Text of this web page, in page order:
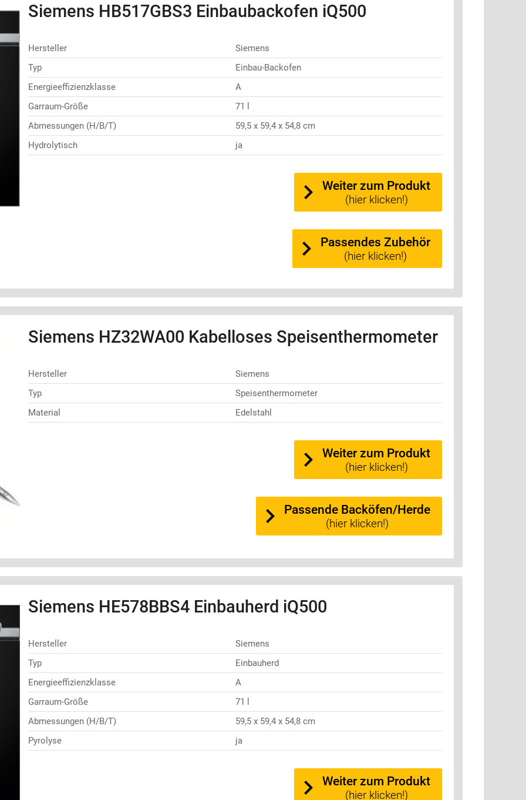
Siemens HB517GBS3 Einbaubackofen iQ500
Hersteller
Siemens
Typ
Einbau-Backofen
Energieeffizienzklasse
A
Garraum-Größe
71 l
Abmessungen (H/B/T)
59,5 x 59,4 x 54,8 cm
Hydrolytisch
ja
Weiter zum Produkt
(hier klicken!)
Passendes Zubehör
(hier klicken!)
Siemens HZ32WA00 Kabelloses Speisenthermometer
Hersteller
Siemens
Typ
Speisenthermometer
Material
Edelstahl
Weiter zum Produkt
(hier klicken!)
Passende Backöfen/Herde
(hier klicken!)
Siemens HE578BBS4 Einbauherd iQ500
Hersteller
Siemens
Typ
Einbauherd
Energieeffizienzklasse
A
Garraum-Größe
71 l
Abmessungen (H/B/T)
59,5 x 59,4 x 54,8 cm
Pyrolyse
ja
Weiter zum Produkt
(hier klicken!)